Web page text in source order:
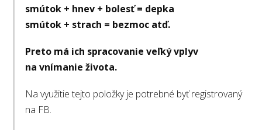
smútok + hnev + bolesť = depka
smútok + strach = bezmoc atď.
Preto má ich spracovanie veľký vplyv
na vnímanie života.
Na využitie tejto položky je potrebné byť registrovaný
na FB.